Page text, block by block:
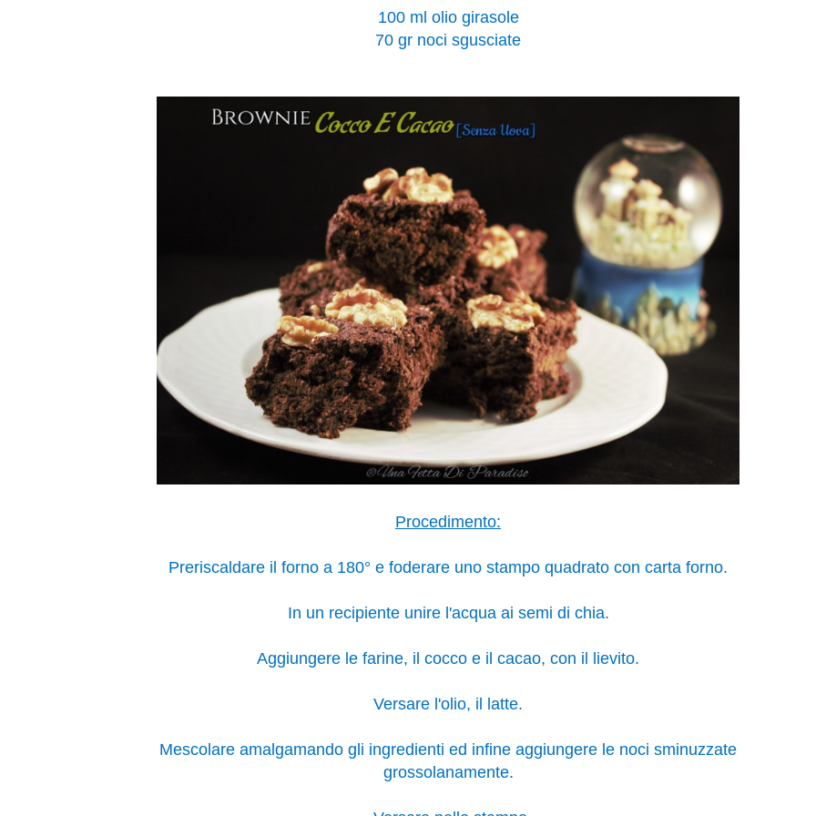
100 ml olio girasole
70 gr noci sgusciate
Procedimento:
Preriscaldare il forno a 180° e foderare uno stampo quadrato con carta forno.
In un recipiente unire l'acqua ai semi di chia.
Aggiungere le farine, il cocco e il cacao, con il lievito.
Versare l'olio, il latte.
Mescolare amalgamando gli ingredienti ed infine aggiungere le noci sminuzzate
grossolanamente.